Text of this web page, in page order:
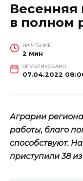
Весенняя
в полном
НА ЧТЕНИЕ
2 мин
ОПУБЛИКОВАНО
07.04.2022
Аграрии
работы, благо
способствуют.
приступили 38